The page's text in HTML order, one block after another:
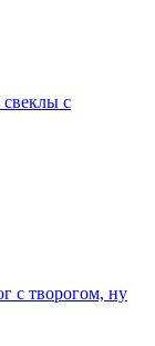
с
с творогом, ну